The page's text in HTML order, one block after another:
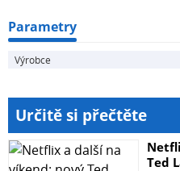
Účinná ochrana
Tvrzené sklo Baseus se
tvrdosti, takže
se o sůj telefon nemusíte
hodit do tašky s klíči nebo
museli
obávat poškrábání nebo
a ...
Parametry
Výrobce
Určitě si přečtěte
Ted